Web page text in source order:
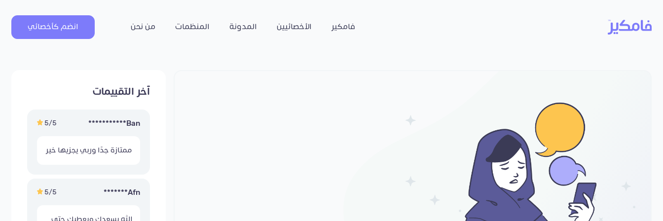
فامكير الأخصائيين المدونة المنظمات من نحن انضم كأخصائي
آخر التقييمات
Ban***********
5/5
ممتازة جدًا وربي يجزيها خير
Afn*******
5/5